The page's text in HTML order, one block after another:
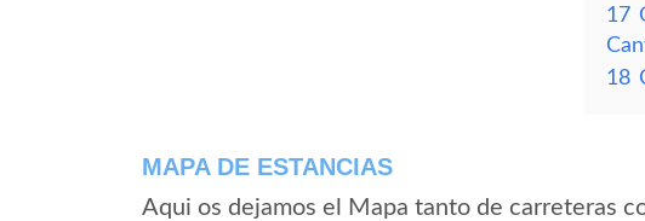
17
18
MAPA DE ESTANCIAS
Aqui os dejamos el Mapa tanto de carreteras